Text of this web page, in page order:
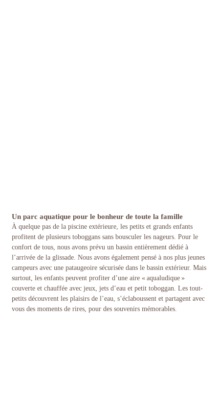
Un parc aquatique pour le bonheur de toute la famille
À quelque pas de la piscine extérieure, les petits et grands enfants
profitent de plusieurs toboggans sans bousculer les nageurs. Pour le
confort de tous, nous avons prévu un bassin entièrement dédié à
l’arrivée de la glissade. Nous avons également pensé à nos plus jeunes
campeurs avec une pataugeoire sécurisée dans le bassin extérieur. Mais
surtout, les enfants peuvent profiter d’une aire « aqualudique »
couverte et chauffée avec jeux, jets d’eau et petit toboggan. Les tout-
petits découvrent les plaisirs de l’eau, s’éclaboussent et partagent avec
vous des moments de rires, pour des souvenirs mémorables.